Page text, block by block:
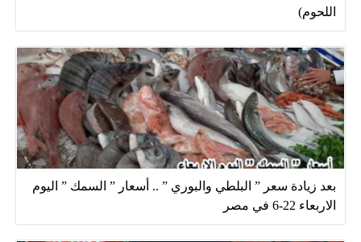
اللحوم)
بعد زيادة سعر ” البلطي والبوري ” .. أسعار ” السمك ” اليوم
الاربعاء 22-6 في مصر